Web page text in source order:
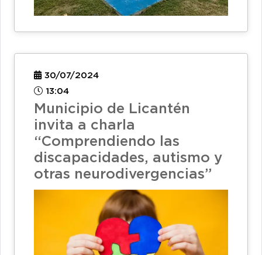
30/07/2024
13:04
Municipio de Licantén
invita a charla
“Comprendiendo las
discapacidades, autismo y
otras neurodivergencias”